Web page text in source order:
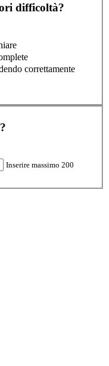
difficoltà?
correttamente
Inserire massimo 200